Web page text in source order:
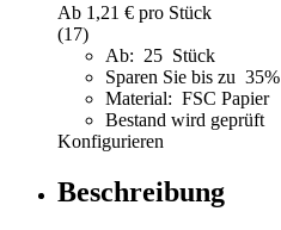
Ab 1,21 € pro Stück
(17)
Ab: 25 Stück
Sparen Sie bis zu 35%
Material: FSC Papier
Bestand wird geprüft
Konfigurieren
Beschreibung